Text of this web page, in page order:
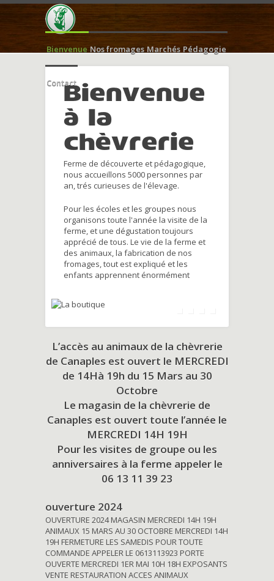
Bienvenue Nos fromages Marchés Pédagogie
ContactBienvenue
à la
chèvrerie
Ferme de découverte et pédagogique,
nous accueillons 5000 personnes par
an, trés curieuses de l'élevage.
Pour les écoles et les groupes nous
organisons toute l'année la visite de la
ferme, et une dégustation toujours
apprécié de tous. Le vie de la ferme et
des animaux, la fabrication de nos
fromages, tout est expliqué et les
enfants apprennent énormément
L’accès au animaux de la chèvrerie
de Canaples est ouvert le MERCREDI
de 14Hà 19h du 15 Mars au 30
Octobre
Le magasin de la chèvrerie de
Canaples est ouvert toute l’année le
MERCREDI 14H 19H
Pour les visites de groupe ou les
anniversaires à la ferme appeler le
06 13 11 39 23
ouverture 2024
OUVERTURE 2024 MAGASIN MERCREDI 14H 19H
ANIMAUX 15 MARS AU 30 OCTOBRE MERCREDI 14H
19H FERMETURE LES SAMEDIS POUR TOUTE
COMMANDE APPELER LE 0613113923 PORTE
OUVERTE MERCREDI 1ER MAI 10H 18H EXPOSANTS
VENTE RESTAURATION ACCES ANIMAUX